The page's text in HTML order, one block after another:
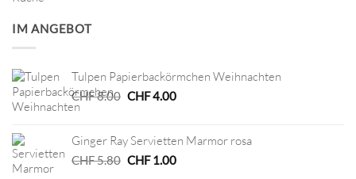
IM ANGEBOT
Tulpen Papierbackörmchen Weihnachten
CHF8.00 Ursprünglicher
CHF 8.00
CHF4.00Aktueller
CHF 4.00.
Ginger Ray Servietten Marmor rosa
CHF5.80 Ursprünglicher
CHF1.00Aktueller